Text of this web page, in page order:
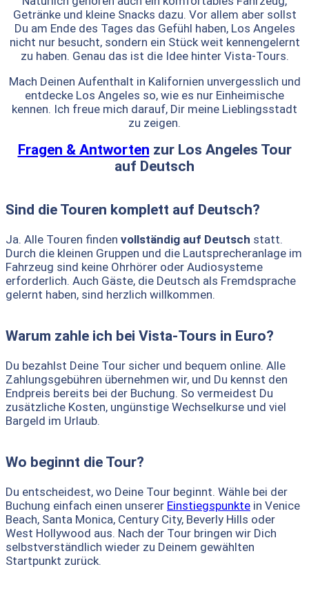
Getränke und kleine Snacks dazu. Vor allem aber sollst
Du am Ende des Tages das Gefühl haben, Los Angeles
nicht nur besucht, sondern ein Stück weit kennengelernt
zu haben. Genau das ist die Idee hinter Vista-Tours.
Mach Deinen Aufenthalt in Kalifornien unvergesslich und
entdecke Los Angeles so, wie es nur Einheimische
kennen. Ich freue mich darauf, Dir meine Lieblingsstadt
zu zeigen.
Fragen & Antworten zur Los Angeles Tour
auf Deutsch
Sind die Touren komplett auf Deutsch?
Ja. Alle Touren finden vollständig auf Deutsch statt.
Durch die kleinen Gruppen und die Lautsprecheranlage im
Fahrzeug sind keine Ohrhörer oder Audiosysteme
erforderlich. Auch Gäste, die Deutsch als Fremdsprache
gelernt haben, sind herzlich willkommen.
Warum zahle ich bei Vista-Tours in Euro?
Du bezahlst Deine Tour sicher und bequem online. Alle
Zahlungsgebühren übernehmen wir, und Du kennst den
Endpreis bereits bei der Buchung. So vermeidest Du
zusätzliche Kosten, ungünstige Wechselkurse und viel
Bargeld im Urlaub.
Wo beginnt die Tour?
Du entscheidest, wo Deine Tour beginnt. Wähle bei der
Buchung einfach einen unserer Einstiegspunkte in Venice
Beach, Santa Monica, Century City, Beverly Hills oder
West Hollywood aus. Nach der Tour bringen wir Dich
selbstverständlich wieder zu Deinem gewählten
Startpunkt zurück.